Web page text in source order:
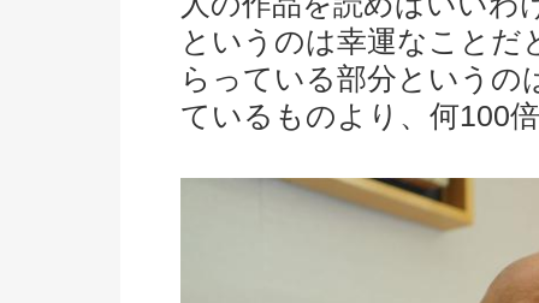
というのは幸運なことだ
らっている部分というの
ているものより、何100